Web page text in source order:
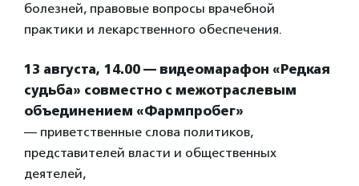
болезней, правовые вопросы врачебной
практики и лекарственного обеспечения.
13 августа, 14.00 — видеомарафон «Редкая
судьба» совместно с межотраслевым
объединением «Фармпробег»
— приветственные слова политиков,
представителей власти и общественных
деятелей,